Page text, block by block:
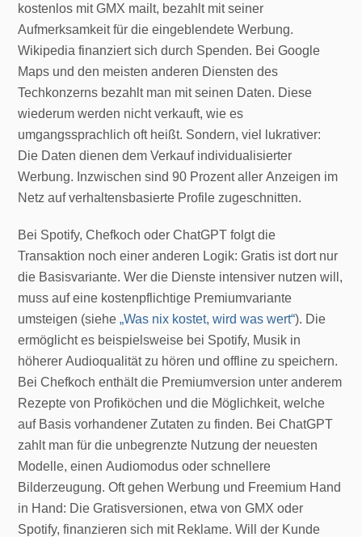
kostenlos mit GMX mailt, bezahlt mit seiner
Aufmerksamkeit für die eingeblendete Werbung.
Wikipedia finanziert sich durch Spenden. Bei Google
Maps und den meisten anderen Diensten des
Techkonzerns bezahlt man mit seinen Daten. Diese
wiederum werden nicht verkauft, wie es
umgangssprachlich oft heißt. Sondern, viel lukrativer:
Die Daten dienen dem Verkauf individualisierter
Werbung. Inzwischen sind 90 Prozent aller Anzeigen im
Netz auf verhaltensbasierte Profile zugeschnitten.
Bei Spotify, Chefkoch oder ChatGPT folgt die
Transaktion noch einer anderen Logik: Gratis ist dort nur
die Basisvariante. Wer die Dienste intensiver nutzen will,
muss auf eine kostenpflichtige Premiumvariante
umsteigen (siehe„Was nix kostet, wird was wert“). Die
ermöglicht es beispielsweise bei Spotify, Musik in
höherer Audioqualität zu hören und offline zu speichern.
Bei Chefkoch enthält die Premiumversion unter anderem
Rezepte von Profiköchen und die Möglichkeit, welche
auf Basis vorhandener Zutaten zu finden. Bei ChatGPT
zahlt man für die unbegrenzte Nutzung der neuesten
Modelle, einen Audiomodus oder schnellere
Bilderzeugung. Oft gehen Werbung und Freemium Hand
in Hand: Die Gratisversionen, etwa von GMX oder
Spotify, finanzieren sich mit Reklame. Will der Kunde